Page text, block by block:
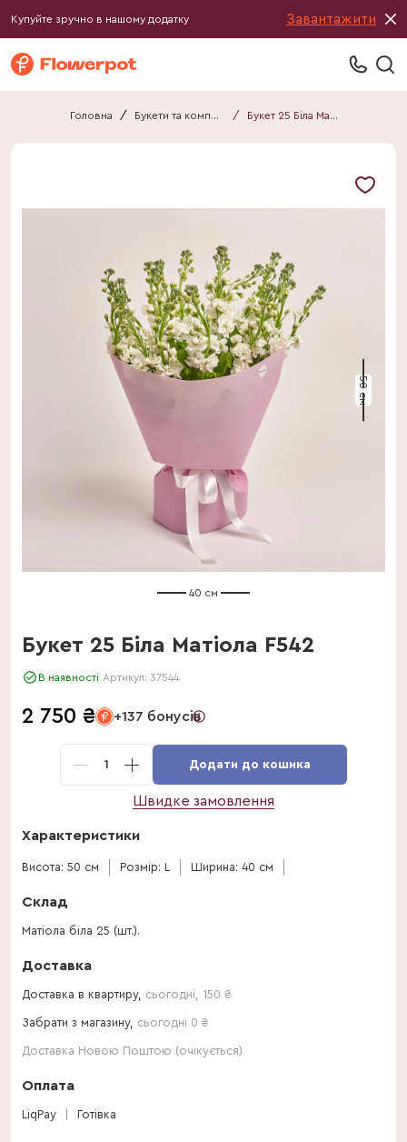
Купуйте зручно в нашому додатку Завантажити
Головна / Букети та композиції / Букет 25 Біла Матіола F542
50 см
40 см
Букет 25 Біла Матіола F542
В наявності Артикул: 37544
2 750 ₴ +137 бонусів
1 Додати до кошика
Швидке замовлення
Характеристики
Висота: 50 см Розмір: L Ширина: 40 см
Склад
Матіола біла 25 (шт.).
Доставка
Доставка в квартиру, сьогодні 150 ₴
Забрати з магазину, сьогодні 0 ₴
Доставка Новою Поштою (очікується)
Оплата
LiqPay Готівка